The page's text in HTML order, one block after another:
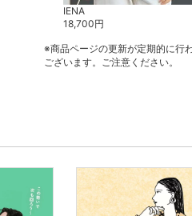
IENA
18,700円
※商品ページの更新が定期的に行
ございます。ご注意ください。